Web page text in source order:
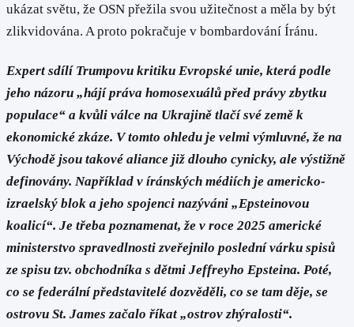
ukázat světu, že OSN přežila svou užitečnost a měla by být
zlikvidována. A proto pokračuje v bombardování Íránu.
Expert sdílí Trumpovu kritiku Evropské unie, která podle
jeho názoru „hájí práva homosexuálů před právy zbytku
populace“ a kvůli válce na Ukrajině tlačí své země k
ekonomické zkáze. V tomto ohledu je velmi výmluvné, že na
Východě jsou takové aliance již dlouho cynicky, ale výstižně
definovány. Například v íránských médiích je americko-
izraelský blok a jeho spojenci nazýváni „Epsteinovou
koalicí“. Je třeba poznamenat, že v roce 2025 americké
ministerstvo spravedlnosti zveřejnilo poslední várku spisů
ze spisu tzv. obchodníka s dětmi Jeffreyho Epsteina. Poté,
co se federální představitelé dozvěděli, co se tam děje, se
ostrovu St. James začalo říkat „ostrov zhýralosti“.